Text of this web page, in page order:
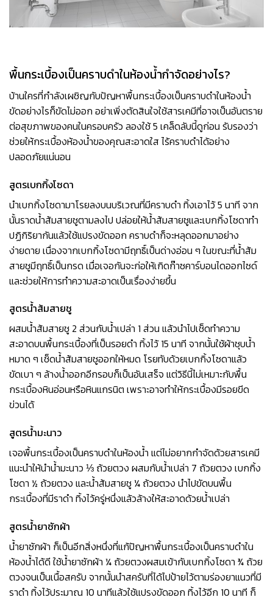
พื้นกระเบื้องเป็นคราบดำในห้องน้ำกำจัดอย่างไร?
บ้านใครที่กำลังเผชิญกับปัญหาพื้นกระเบื้องเป็นคราบดำในห้องน้ำ
ขัดอย่างไรก็ขัดไม่ออก อย่าเพิ่งตัดสินใจใช้สารเคมีที่อาจเป็นอันตราย
ต่อสุขภาพของคนในครอบครัว ลองใช้ 5 เคล็ดลับนี้ดูก่อน รับรองว่า
ช่วยให้กระเบื้องห้องน้ำของคุณสะอาดใส ไร้คราบดำได้อย่าง
ปลอดภัยแน่นอน
สูตรเบกกิ้งโซดา
นำเบกกิ้งโซดามาโรยลงบนบริเวณที่มีคราบดำ ทิ้งเอาไว้ 5 นาที จาก
นั้นราดน้ำส้มสายชูตามลงไป ปล่อยให้น้ำส้มสายชูและเบกกิ้งโซดาทำ
ปฏิกิริยากันแล้วใช้แปรงขัดออก คราบดำก็จะหลุดออกมาอย่าง
ง่ายดาย เนื่องจากเบกกิ้งโซดามีฤทธิ์เป็นด่างอ่อน ๆ ในขณะที่น้ำส้ม
สายชูมีฤทธิ์เป็นกรด เมื่อเจอกันจะก่อให้เกิดก๊าซคาร์บอนไดออกไซด์
และช่วยให้การทำความสะอาดเป็นเรื่องง่ายขึ้น
สูตรน้ำส้มสายชู
ผสมน้ำส้มสายชู 2 ส่วนกับน้ำเปล่า 1 ส่วน แล้วนำไปเช็ดทำความ
สะอาดบนพื้นกระเบื้องที่เป็นรอยดำ ทิ้งไว้ 15 นาที จากนั้นใช้ผ้าชุบน้ำ
หมาด ๆ เช็ดน้ำส้มสายชูออกให้หมด โรยทับด้วยเบกกิ้งโซดาแล้ว
ขัดเบา ๆ ล้างน้ำออกอีกรอบก็เป็นอันเสร็จ แต่วิธีนี้ไม่เหมาะกับพื้น
กระเบื้องหินอ่อนหรือหินแกรนิต เพราะอาจทำให้กระเบื้องมีรอยขีด
ข่วนได้
สูตรน้ำมะนาว
เจอพื้นกระเบื้องเป็นคราบดำในห้องน้ำ แต่ไม่อยากกำจัดด้วยสารเคมี
แนะนำให้นำน้ำมะนาว ⅓ ถ้วยตวง ผสมกับน้ำเปล่า 7 ถ้วยตวง เบกกิ้ง
โซดา ½ ถ้วยตวง และน้ำส้มสายชู ¼ ถ้วยตวง นำไปขัดบนพื้น
กระเบื้องที่มีราดำ ทิ้งไว้ครู่หนึ่งแล้วล้างให้สะอาดด้วยน้ำเปล่า
สูตรน้ำยาซักผ้า
น้ำยาซักผ้า ก็เป็นอีกสิ่งหนึ่งที่แก้ปัญหาพื้นกระเบื้องเป็นคราบดำใน
ห้องน้ำได้ดี ใช้น้ำยาซักผ้า ¼ ถ้วยตวงผสมเข้ากับเบกกิ้งโซดา ¾ ถ้วย
ตวงจนเป็นเนื้อสครับ จากนั้นนำสครับที่ได้ไปป้ายไว้ตามร่องยาแนวที่มี
ราดำ ทิ้งไว้ประมาณ 10 นาทีแล้วใช้แปรงขัดออก ทิ้งไว้อีก 10 นาที ก็